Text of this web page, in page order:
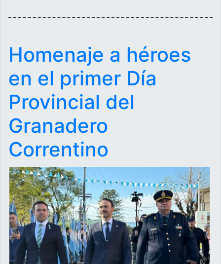
Homenaje a héroes
en el primer Día
Provincial del
Granadero
Correntino